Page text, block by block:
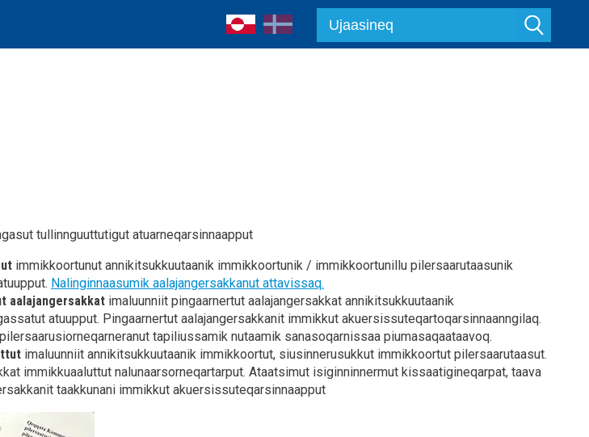
tullinnguuttutigut atuarneqarsinnaapput
immikkoortunut annikitsukkuutaanik immikkoortunik / immikkoortunillu pilersaarutaasunik
Nalinginnaasumik aalajangersakkanut attavissaq.
aalajangersakkat imaluunniit pingaarnertut aalajangersakkat annikitsukkuutaanik
atuupput. Pingaarnertut aalajangersakkanit immikkut akuersissuteqartoqarsinnaanngilaq.
tapiliussamik nutaamik sanasoqarnissaa piumasaqaataavoq.
imaluunniit annikitsukkuutaanik immikkoortut, siusinnerusukkut immikkoortut pilersaarutaasut.
immikkuaaluttut nalunaarsorneqartarput. Ataatsimut isiginninnermut kissaatigineqarpat, taava
taakkunani immikkut akuersissuteqarsinnaapput